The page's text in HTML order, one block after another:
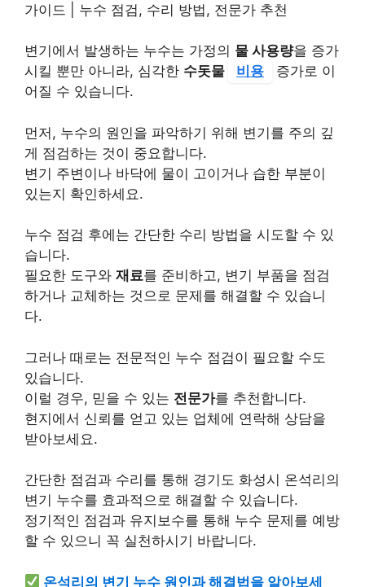
가이드 | 누수 점검, 수리 방법, 전문가 추천
변기에서 발생하는 누수는 가정의 물 사용량을 증가
시킬 뿐만 아니라, 심각한 수돗물 비용
증가로 이
어질 수 있습니다.
먼저, 누수의 원인을 파악하기 위해 변기를 주의 깊
게 점검하는 것이 중요합니다.
변기 주변이나 바닥에 물이 고이거나 습한 부분이
있는지 확인하세요.
누수 점검 후에는 간단한 수리 방법을 시도할 수 있
습니다.
필요한 도구와 재료를 준비하고, 변기 부품을 점검
하거나 교체하는 것으로 문제를 해결할 수 있습니
다.
그러나 때로는 전문적인 누수 점검이 필요할 수도
있습니다.
이럴 경우, 믿을 수 있는 전문가를 추천합니다.
현지에서 신뢰를 얻고 있는 업체에 연락해 상담을
받아보세요.
간단한 점검과 수리를 통해 경기도 화성시 온석리의
변기 누수를 효과적으로 해결할 수 있습니다.
정기적인 점검과 유지보수를 통해 누수 문제를 예방
할 수 있으니 꼭 실천하시기 바랍니다.
온석리의 변기 누수 원인과 해결법을 알아보세